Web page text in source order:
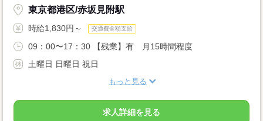
東京都港区/赤坂見附駅
時給1,830円～ 交通費全額支給
09：00〜17：30 【残業】有 月15時間程度
土曜日 日曜日 祝日
もっと見る
求人詳細を見る